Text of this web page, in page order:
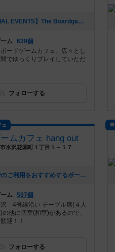
[NEW] 【SPECIAL EVENTS】The Boardgame Partyレポート｜canvas Girl's Day｜2026/7/24（2026年07月25日 22時12分）
ム 639個
ードゲームカフェ。広々とし
でゆっくりプレイしていただ
フォローする
ムカフェ hang out
水沢花園町１丁目１－１７
[NEW] ご予約でのご利用をおすすめするボードゲーム（2026年07月04日 11時59分）
ム 597個
4号線沿い テーブル席(４人
他に個室(和室)があるので、
迎！！
フォローする